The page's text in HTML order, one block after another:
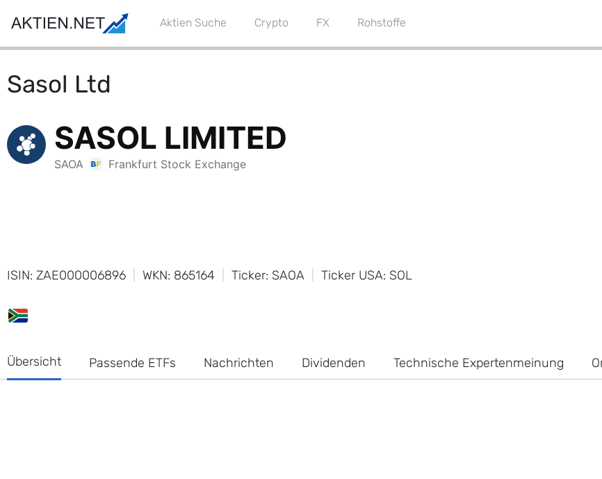
Aktien Suche Crypto FX Rohstoffe
Sasol Ltd
ISIN: ZAE000006896 WKN: 865164 Ticker: SAOA Ticker USA: SOL
Übersicht Passende ETFs Nachrichten Dividenden Technische Expertenmeinung